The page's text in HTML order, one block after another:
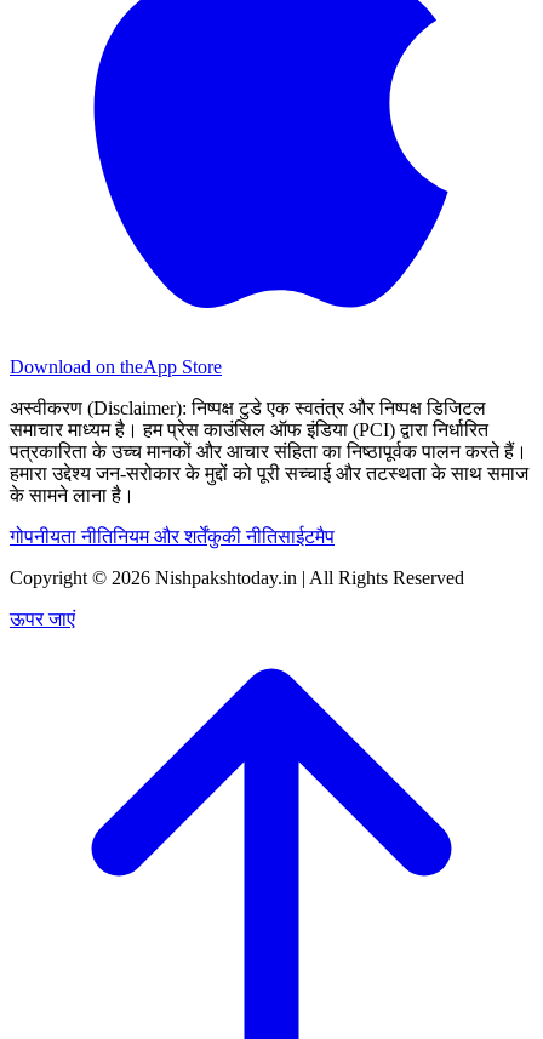
Download on theApp Store
अस्वीकरण (Disclaimer): निष्पक्ष टुडे एक स्वतंत्र और निष्पक्ष डिजिटल
समाचार माध्यम है। हम प्रेस काउंसिल ऑफ इंडिया (PCI) द्वारा निर्धारित
पत्रकारिता के उच्च मानकों और आचार संहिता का निष्ठापूर्वक पालन करते हैं।
हमारा उद्देश्य जन-सरोकार के मुद्दों को पूरी सच्चाई और तटस्थता के साथ समाज
के सामने लाना है।
गोपनीयता नीतिनियम और शर्तेंकुकी नीतिसाईटमैप
Copyright © 2026 Nishpakshtoday.in | All Rights Reserved
ऊपर जाएं